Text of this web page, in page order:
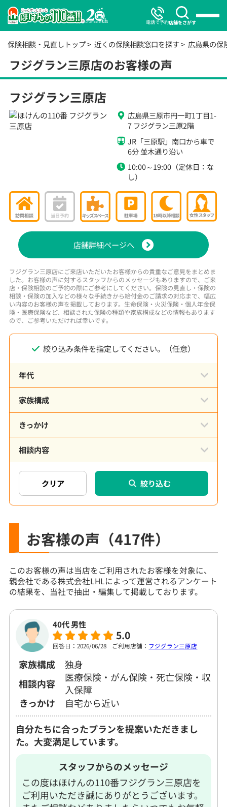
電話で予約店舗をさがす
保険相談・見直しトップ 近くの保険相談窓口を探す 広島県の保
フジグラン三原店のお客様の声
フジグラン三原店
広島県三原市円一町1丁目1-
7 フジグラン三原2階
JR「三原駅」南口から車で
6分 並木通り沿い
10:00～19:00（定休日：な
し）
店舗詳細ページへ
フジグラン三原店にご来店いただいたお客様からの貴重なご意見をまとめま
した。お客様の声に対するスタッフからのメッセージもありますので、ご来
店・保険相談のご予約の際にご参考にしてください。保険の見直し・保険の
相談・保険の加入などの様々な手続きから給付金のご請求の対応まで、幅広
い内容のお客様の声を掲載しております。生命保険・火災保険・個人年金保
険・医療保険など、相談された保険の種類や家族構成などの情報もあります
ので、ご参考いただければ幸いです。
絞り込み条件を指定してください。（任意）
年代
家族構成
きっかけ
相談内容
絞り込む
お客様の声 （417件）
このお客様の声は当店をご利用されたお客様を対象に、
親会社である株式会社LHLによって運営されるアンケート
の結果を、当社で抽出・編集して掲載しております。
40代 男性
5.0
回答日：2026/06/28 ご利用店舗： フジグラン三原店
家族構成
独身
相談内容
医療保険・がん保険・死亡保険・収
入保障
きっかけ
自宅から近い
自分たちに合ったプランを提案いただきまし
た。大変満足しています。
スタッフからのメッセージ
この度はほけんの110番フジグラン三原店を
ご利用いただき誠にありがとうございます。